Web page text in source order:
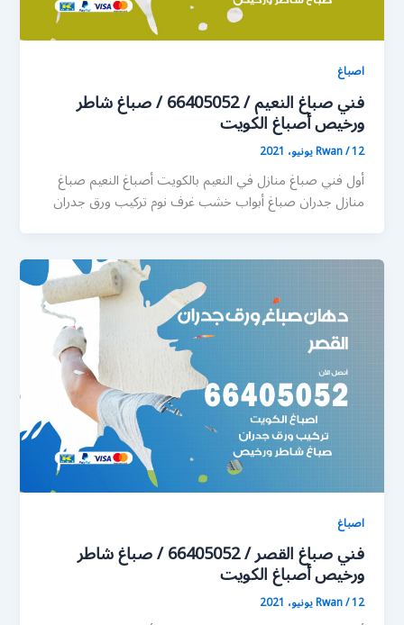
اصباغ
فني صباغ النعيم / 66405052 / صباغ شاطر
ورخيص أصباغ الكويت
Rwan/12 يونيو، 2021
أول فني صباغ منازل في النعيم بالكويت أصباغ النعيم صباغ
منازل جدران صباغ أبواب خشب غرف نوم تركيب ورق جدران
اصباغ
فني صباغ القصر / 66405052 / صباغ شاطر
ورخيص أصباغ الكويت
Rwan/12 يونيو، 2021